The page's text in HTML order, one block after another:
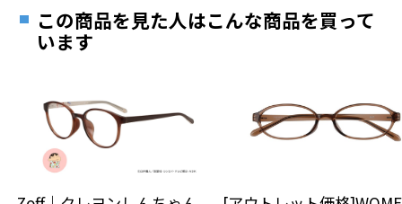
お気に入りに追加済です。
お気に入りリストはこちら
安心1 フレーム１年間品質保証
きます。
※保証期間内に交換が行われた場合、保証期間は初期の期間から
延長されません。
安心2 視力測定無料
ご希望のお客さまは、「レンズ交換券」をお選びのうえ、
最寄りのZoff実店舗にてレンズをお買い求めください。
※サングラスやパッケージ品では「レンズ交換券」はお選び
談ください。
＜メガネの度数情報がわからない方へ＞
この商品を見た人はこんな商品を買って
います